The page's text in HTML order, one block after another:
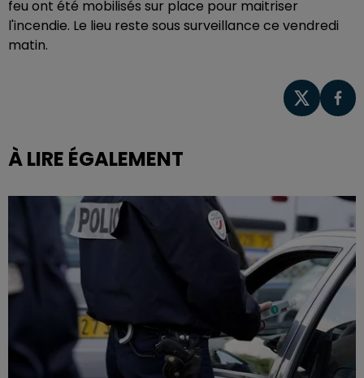
feu ont été mobilisés sur place pour maitriser
l'incendie. Le lieu reste sous surveillance ce vendredi
matin.
À LIRE ÉGALEMENT